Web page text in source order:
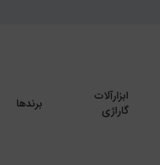
ابزارآلات
گاراژی
برندها